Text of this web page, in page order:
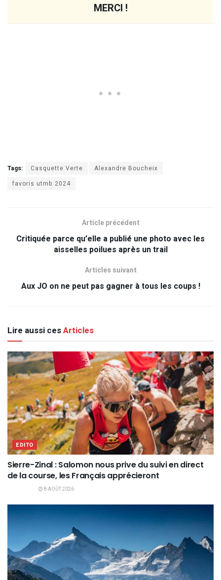
MERCI !
Tags: Casquette Verte
Alexandre Boucheix
favoris utmb 2024
Article précédent
Critiquée parce qu’elle a publié une photo avec les
aisselles poilues après un trail
Articles suivant
Aux JO on ne peut pas gagner à tous les coups !
Lire aussi cesArticles
EDITO
Sierre-Zinal : Salomon nous prive du suivi en direct
de la course, les Français apprécieront
8 AOÛT 2026